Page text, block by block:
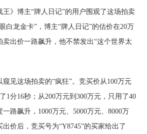
博主“牌人日记”的用户围观了这场拍卖
白龙金卡”，博主“牌人日记”的估价在20万
卖出价一路飙升，他不禁发出“这个世界太
这场拍卖的“疯狂”。竞买价从100万元
1分16秒；从200万元到300万元，只用了40
路飙升，1000万元、5000万元、8000万
出价后，竞买号为“Y8745”的买家给出了